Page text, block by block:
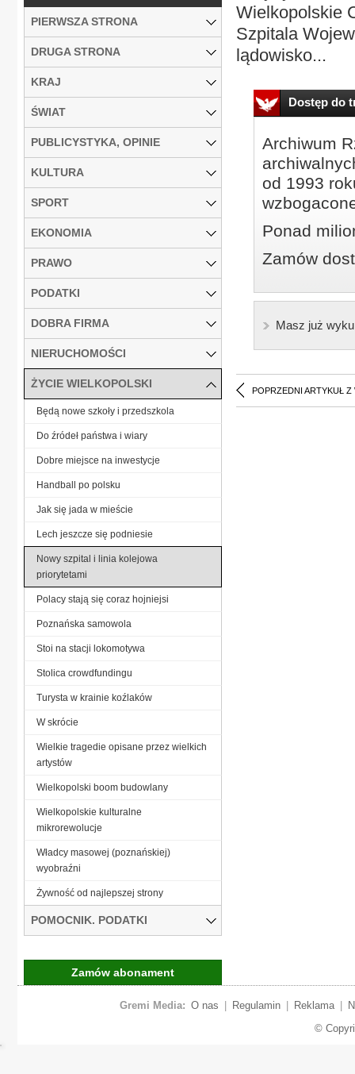
Wielkopolskie
Szpitala
lądowisko...
Dostęp do
Archiwum
od 1993
Ponad
Zamów
Masz już
POPRZEDNI ARTYKUŁ Z
PIERWSZA STRONA
DRUGA STRONA
KRAJ
ŚWIAT
PUBLICYSTYKA, OPINIE
KULTURA
SPORT
EKONOMIA
PRAWO
PODATKI
DOBRA FIRMA
NIERUCHOMOŚCI
ŻYCIE WIELKOPOLSKI
Będą nowe szkoły i przedszkola
Do źródeł państwa i wiary
Dobre miejsce na inwestycje
Handball po polsku
Jak się jada w mieście
Lech jeszcze się podniesie
Nowy szpital i linia kolejowa
priorytetami
Polacy stają się coraz hojniejsi
Poznańska samowola
Stoi na stacji lokomotywa
Stolica crowdfundingu
Turysta w krainie koźlaków
W skrócie
Wielkie tragedie opisane przez wielkich
artystów
Wielkopolski boom budowlany
Wielkopolskie kulturalne
mikrorewolucje
Władcy masowej (poznańskiej)
wyobraźni
Żywność od najlepszej strony
POMOCNIK. PODATKI
Zamów abonament
Gremi Media: O nas Regulamin Reklama
©